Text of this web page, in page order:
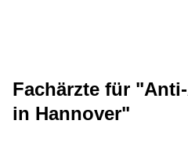
Fachärzte für
in Hannover"